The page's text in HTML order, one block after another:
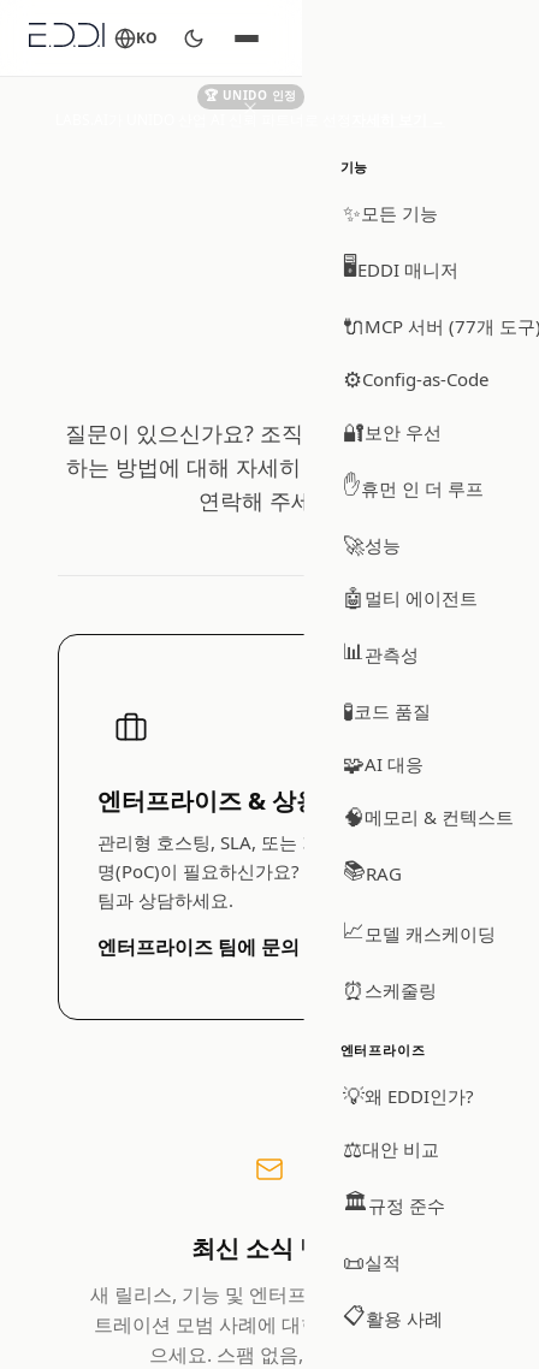
🏆 UNIDO 인정
KO
기능
✨모든 기능
🖥️EDDI 매니저
🔌MCP 서버 (77개 도구
⚙️Config-as-Code
🔐보안 우선
✋휴먼 인 더 루프
🚀성능
🤖 멀티 에이전트
📊관측성
🧪코드 품질
🧩AI 대응
🧠메모리 & 컨텍스트
📚RAG
📈 모델 캐스케이딩
⏰ 스케줄링
엔터프라이즈
💡왜 EDDI인가?
⚖️대안 비교
🏛️규정 준수
📜실적
📋활용 사례
질문이 있으신가요? 조직에서 EDDI를 활용
하는 방법에 대해 자세히 알고 싶으신가요?
연락해 주세요.
엔터프라이즈 & 상용 서비스
관리형 호스팅, SLA, 또는 가이드형 개념 증
명(PoC)이 필요하신가요? EDDI를 만드는
팀과 상담하세요.
엔터프라이즈 팀에 문의 →
최신 소식 받기
새 릴리스, 기능 및 엔터프라이즈 AI 오케스
트레이션 모범 사례에 대한 업데이트를 받
으세요. 스팸 없음, 시그널만.